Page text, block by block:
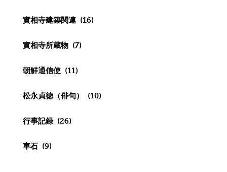
實相寺建築関連 (16)
實相寺所蔵物 (7)
朝鮮通信使 (11)
松永貞徳（俳句） (10)
行事記録 (26)
車石 (9)